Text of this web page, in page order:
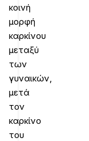
κοινή
μορφή
καρκίνου
μεταξύ
των
γυναικών,
μετά
τον
καρκίνο
του